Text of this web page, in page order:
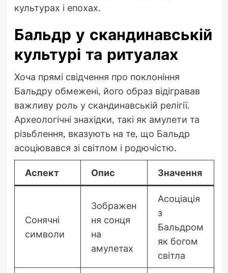
культурах і епохах.
Бальдр у скандинавській
культурі та ритуалах
Хоча прямі свідчення про поклоніння
Бальдру обмежені, його образ відігравав
важливу роль у скандинавській релігії.
Археологічні знахідки, такі як амулети та
різьблення, вказують на те, що Бальдр
асоціювався зі світлом і родючістю.
Аспект Опис Значення
Сонячні
символи
Зображен
ня сонця
на
амулетах
Асоціація
з
Бальдром
як богом
світла